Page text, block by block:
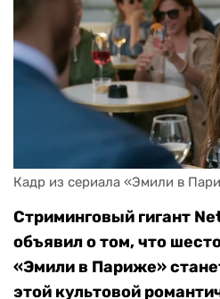
Кадр из сериала «Эмили в
Стриминговый гигант
объявил о том, что
«Эмили в Париже»
этой культовой